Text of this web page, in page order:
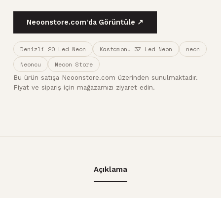
Neoonstore.com'da Görüntüle ↗
Denizli 20 Led Neon Kastamonu 37 Led Neon
neon
Neoncu
Neoon Store
Bu ürün satışa Neoonstore.com üzerinden sunulmaktadır.
Fiyat ve sipariş için mağazamızı ziyaret edin.
Açıklama